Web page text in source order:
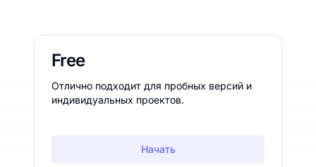
Free
Отлично подходит для пробных версий и
индивидуальных проектов.
Начать